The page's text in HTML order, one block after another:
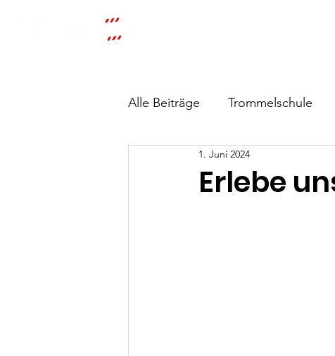
Alle Beiträge Trommelschule
Erlebe
1. Juni 2024